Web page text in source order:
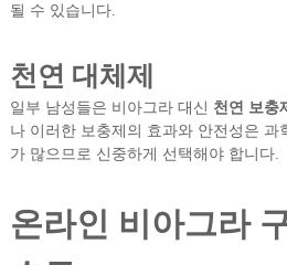
될 수 있습니다.
천연 대체제
일부 남성들은 비아그라 대신 천연 보충
나 이러한 보충제의 효과와 안전성은 과
가 많으므로 신중하게 선택해야 합니다.
온라인 비아그라